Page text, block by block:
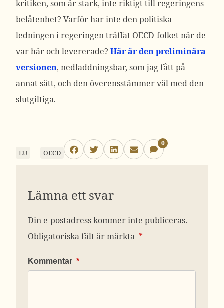
kritiken, som är stark, inte riktigt till regeringens
belåtenhet? Varför har inte den politiska
ledningen i regeringen träffat OECD-folket när de
var här och levererade? Här är den preliminära
versionen, nedladdningsbar, som jag fått på
annat sätt, och den överensstämmer väl med den
slutgiltiga.
EU OECD
0
Lämna ett svar
Din e-postadress kommer inte publiceras.
Obligatoriska fält är märkta *
Kommentar *